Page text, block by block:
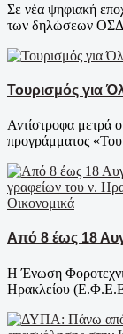
Σε νέα ψηφιακή
των δηλώσεων
Τουρισμός για
Αντίστροφα μετρά
προγράμματος
Οικονομικά
Από 8 έως 18
Η Ένωση
Ηρακλείου